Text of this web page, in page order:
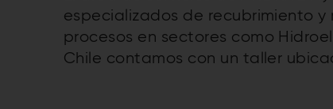
especializados de recubrimiento
procesos en sectores como
Chile contamos con un taller